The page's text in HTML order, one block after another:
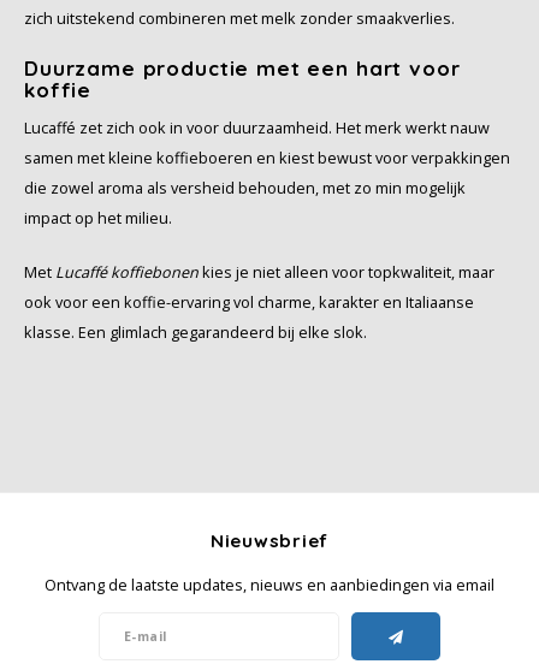
zich uitstekend combineren met melk zonder smaakverlies.
Duurzame productie met een hart voor
koffie
Lucaffé zet zich ook in voor duurzaamheid. Het merk werkt nauw
samen met kleine koffieboeren en kiest bewust voor verpakkingen
die zowel aroma als versheid behouden, met zo min mogelijk
impact op het milieu.
Met Lucaffé koffiebonenkies je niet alleen voor topkwaliteit, maar
ook voor een koffie-ervaring vol charme, karakter en Italiaanse
klasse. Een glimlach gegarandeerd bij elke slok.
Nieuwsbrief
Ontvang de laatste updates, nieuws en aanbiedingen via email